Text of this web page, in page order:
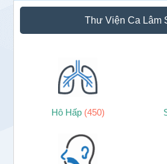
Sidebar
chính
Thư Viện Ca Lâm
Hô Hấp (450)